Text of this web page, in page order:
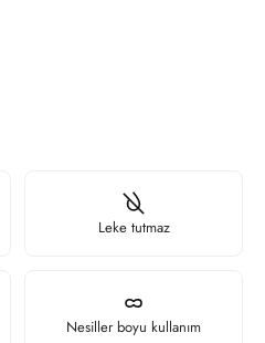
Leke tutmaz
Nesiller boyu kullanım